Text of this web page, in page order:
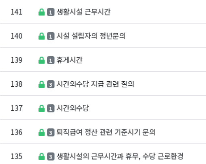
141 1 생활시설 근무시간
140 1 시설 설립자의 정년문의
139 1 휴게시간
138 3 시간외수당 지급 관련 질의
137 1 시간외수당
136 3 퇴직급여 정산 관련 기준시기 문의
135 3 생활시설의 근무시간과 휴무, 수당 근로환경